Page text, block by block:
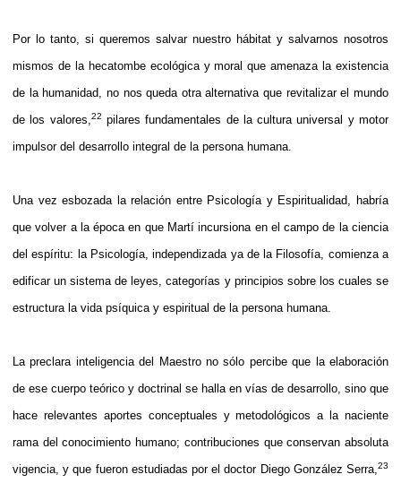
Por lo tanto, si queremos salvar nuestro hábitat y salvarnos nosotros
mismos de la hecatombe ecológica y moral que amenaza la existencia
de la humanidad, no nos queda otra alternativa que revitalizar el mundo
de los valores, 22 pilares fundamentales de la cultura universal y motor
impulsor del desarrollo integral de la persona humana.
Una vez esbozada la relación entre Psicología y Espiritualidad, habría
que volver a la época en que Martí incursiona en el campo de la ciencia
del espíritu: la Psicología, independizada ya de la Filosofía, comienza a
edificar un sistema de leyes, categorías y principios sobre los cuales se
estructura la vida psíquica y espiritual de la persona humana.
La preclara inteligencia del Maestro no sólo percibe que la elaboración
de ese cuerpo teórico y doctrinal se halla en vías de desarrollo, sino que
hace relevantes aportes conceptuales y metodológicos a la naciente
rama del conocimiento humano; contribuciones que conservan absoluta
vigencia, y que fueron estudiadas por el doctor Diego González Serra, 23